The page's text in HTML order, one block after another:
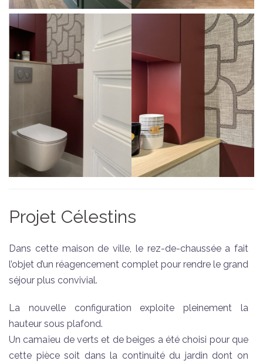
Projet Célestins
Dans cette maison de ville, le rez-de-chaussée a fait
l’objet d’un réagencement complet pour rendre le grand
séjour plus convivial.
La nouvelle configuration exploite pleinement la
hauteur sous plafond.
Un camaïeu de verts et de beiges a été choisi pour que
cette pièce soit dans la continuité du jardin dont on